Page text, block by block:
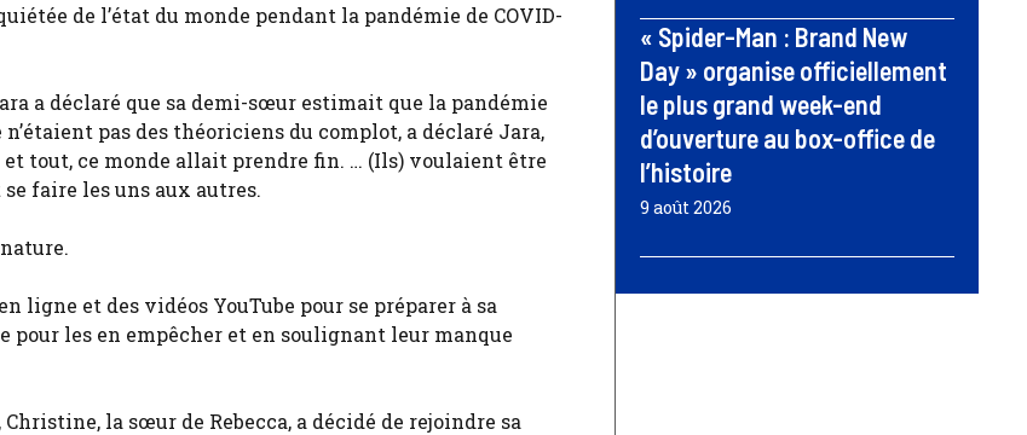
de l’état du monde pendant la pandémie de COVID-
a déclaré que sa demi-sœur estimait que la pandémie
pas des théoriciens du complot, a déclaré Jara,
et tout, ce monde allait prendre fin. … (Ils) voulaient être
faire les uns aux autres.
ligne et des vidéos YouTube pour se préparer à sa
les en empêcher et en soulignant leur manque
la sœur de Rebecca, a décidé de rejoindre sa
« Spider-Man : Brand New
Day » organise officiellement
le plus grand week-end
d’ouverture au box-office de
l’histoire
9 août 2026